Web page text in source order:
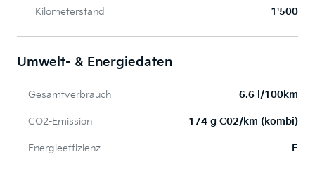
Kilometerstand 1'500
Umwelt- & Energiedaten
Gesamtverbrauch 6.6 l/100km
CO2-Emission 174 g C02/km (kombi)
Energieeffizienz F